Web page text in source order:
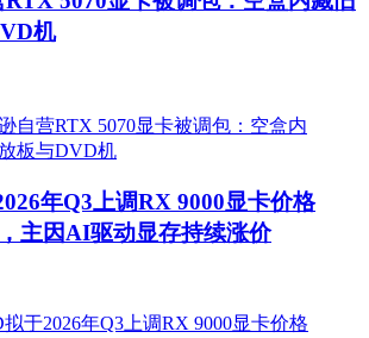
机
年Q3上调RX 9000显卡价格
主因AI驱动显存持续涨价